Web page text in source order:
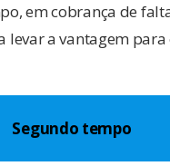
em cobrança de
levar a vantagem para
Segundo tempo